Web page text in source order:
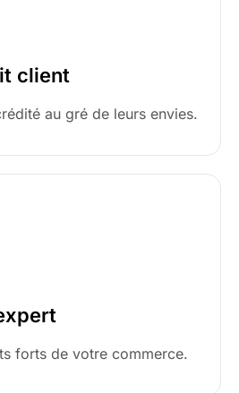
client
au gré de leurs envies.
forts de votre commerce.